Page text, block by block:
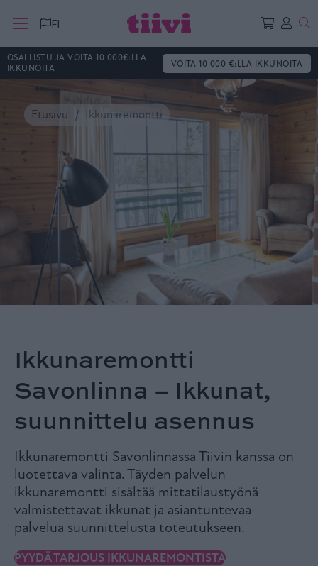
FI Hae
OSALLISTU JA VOITA 10 000€:LLA
IKKUNOITA
VOITA 10 000 €:LLA IKKUNOITA
Etusivu Ikkunaremontti
Ikkunaremontti
Savonlinna – Ikkunat,
suunnittelu asennus
Ikkunaremontti Savonlinnassa Tiivin kanssa on
luotettava valinta. Täyden palvelun
ikkunaremontti sisältää mittatilaustyönä
valmistettavat ikkunat ja asiantuntevaa
palvelua suunnittelusta toteutukseen.
PYYDÄ TARJOUS IKKUNAREMONTISTA